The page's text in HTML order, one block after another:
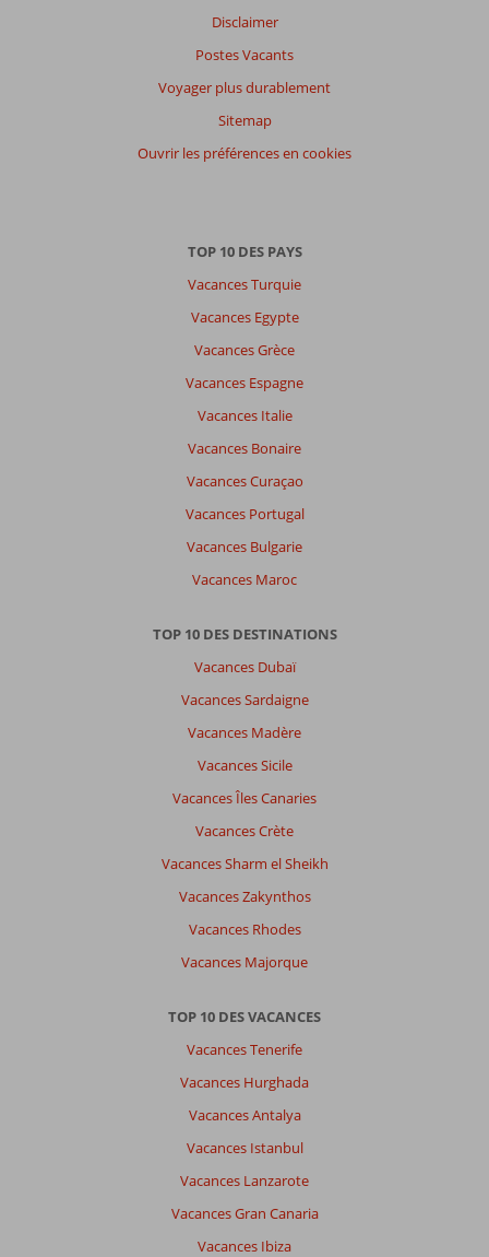
Disclaimer
Postes Vacants
Voyager plus durablement
Sitemap
Ouvrir les préférences en cookies
TOP 10 DES PAYS
Vacances Turquie
Vacances Egypte
Vacances Grèce
Vacances Espagne
Vacances Italie
Vacances Bonaire
Vacances Curaçao
Vacances Portugal
Vacances Bulgarie
Vacances Maroc
TOP 10 DES DESTINATIONS
Vacances Dubaï
Vacances Sardaigne
Vacances Madère
Vacances Sicile
Vacances Îles Canaries
Vacances Crète
Vacances Sharm el Sheikh
Vacances Zakynthos
Vacances Rhodes
Vacances Majorque
TOP 10 DES VACANCES
Vacances Tenerife
Vacances Hurghada
Vacances Antalya
Vacances Istanbul
Vacances Lanzarote
Vacances Gran Canaria
Vacances Ibiza